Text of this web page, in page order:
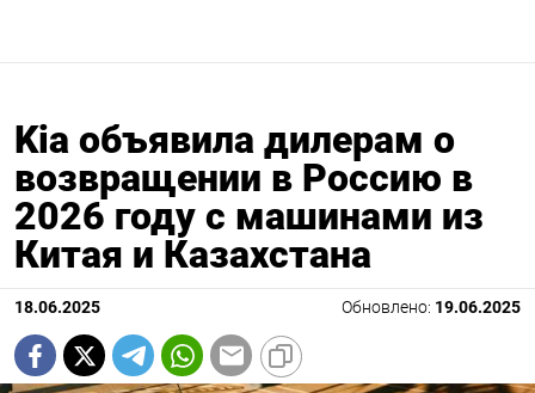
Kia объявила дилерам о
возвращении в Россию в
2026 году с машинами из
Китая и Казахстана
18.06.2025 Обновлено: 19.06.2025